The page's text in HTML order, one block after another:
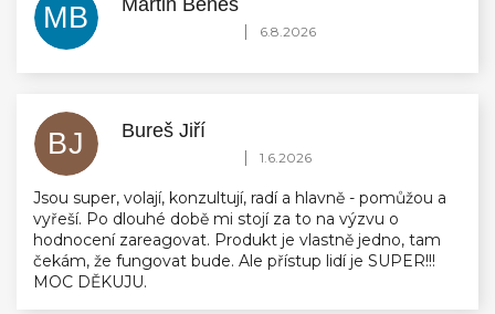
MB Hodnocení obchodu je 5 z 5 hvězdiček.
| 6.8.2026
BJ Bureš Jiří
Hodnocení obchodu je 5 z 5 hvězdiček.
| 1.6.2026
Jsou super, volají, konzultují, radí a hlavně - pomůžou a
vyřeší. Po dlouhé době mi stojí za to na výzvu o
hodnocení zareagovat. Produkt je vlastně jedno, tam
čekám, že fungovat bude. Ale přístup lidí je SUPER!!!
MOC DĚKUJU.